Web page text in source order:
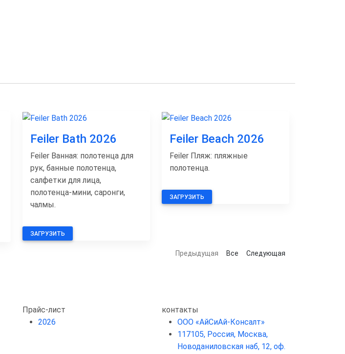
Feiler Bath 2026
Feiler Ванная: полотенца для
рук, банные полотенца,
салфетки для лица,
полотенца-мини, саронги,
чалмы.
ЗАГРУЗИТЬ
Feiler Beach 2026
Feiler Пляж: пляжные
полотенца.
ЗАГРУЗИТЬ
Предыдущая Все Следующая
Прайс-лист
2026
контакты
ООО «АйСиАй-Консалт»
117105, Россия, Москва,
Новоданиловская наб, 12, оф.